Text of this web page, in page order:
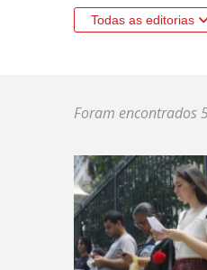
Todas as editorias
Foram encontrados